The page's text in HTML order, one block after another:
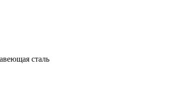
сталь